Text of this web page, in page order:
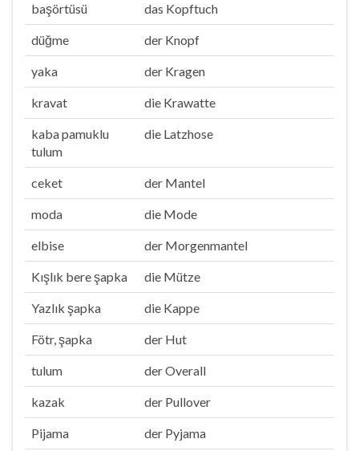
başörtüsü das Kopftuch
düğme der Knopf
yaka der Kragen
kravat die Krawatte
kaba pamuklu
tulum
die Latzhose
ceket der Mantel
moda die Mode
elbise der Morgenmantel
Kışlık bere şapka die Mütze
Yazlık şapka die Kappe
Fötr, şapka der Hut
tulum der Overall
kazak der Pullover
Pijama der Pyjama